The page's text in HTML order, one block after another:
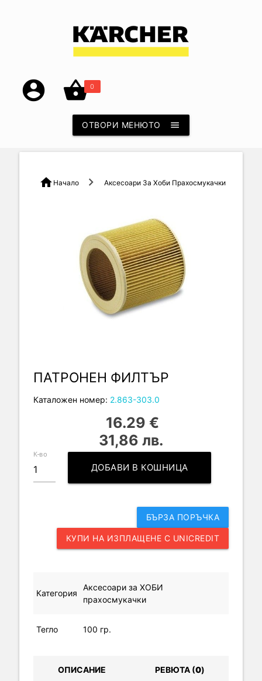
account_circle shopping_basket0
ОТВОРИ МЕНЮТО menu
home Начало Аксесоари За Хоби Прахосмукачки
ПАТРОНЕН ФИЛТЪР
Каталожен номер: 2.863-303.0
16.29 €
31,86 лв.
К-во
ДОБАВИ В КОШНИЦА
БЪРЗА ПОРЪЧКА
КУПИ НА ИЗПЛАЩЕНЕ С UNICREDIT
Категория
Аксесоари за ХОБИ
прахосмукачки
Тегло 100 гр.
ОПИСАНИЕ РЕВЮТА (0)